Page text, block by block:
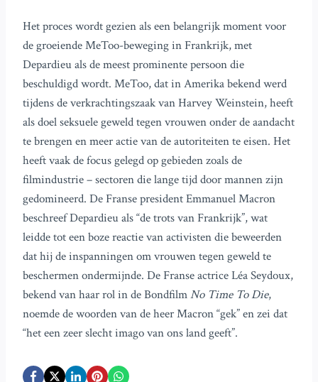
Het proces wordt gezien als een belangrijk moment voor
de groeiende MeToo-beweging in Frankrijk, met
Depardieu als de meest prominente persoon die
beschuldigd wordt. MeToo, dat in Amerika bekend werd
tijdens de verkrachtingszaak van Harvey Weinstein, heeft
als doel seksuele geweld tegen vrouwen onder de aandacht
te brengen en meer actie van de autoriteiten te eisen. Het
heeft vaak de focus gelegd op gebieden zoals de
filmindustrie – sectoren die lange tijd door mannen zijn
gedomineerd. De Franse president Emmanuel Macron
beschreef Depardieu als “de trots van Frankrijk”, wat
leidde tot een boze reactie van activisten die beweerden
dat hij de inspanningen om vrouwen tegen geweld te
beschermen ondermijnde. De Franse actrice Léa Seydoux,
bekend van haar rol in de BondfilmNo Time To Die,
noemde de woorden van de heer Macron “gek” en zei dat
“het een zeer slecht imago van ons land geeft”.